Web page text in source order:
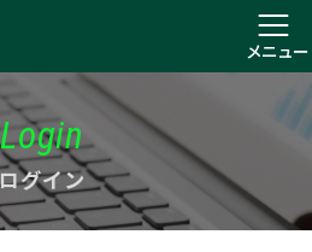
メニュー
Login
ログイン